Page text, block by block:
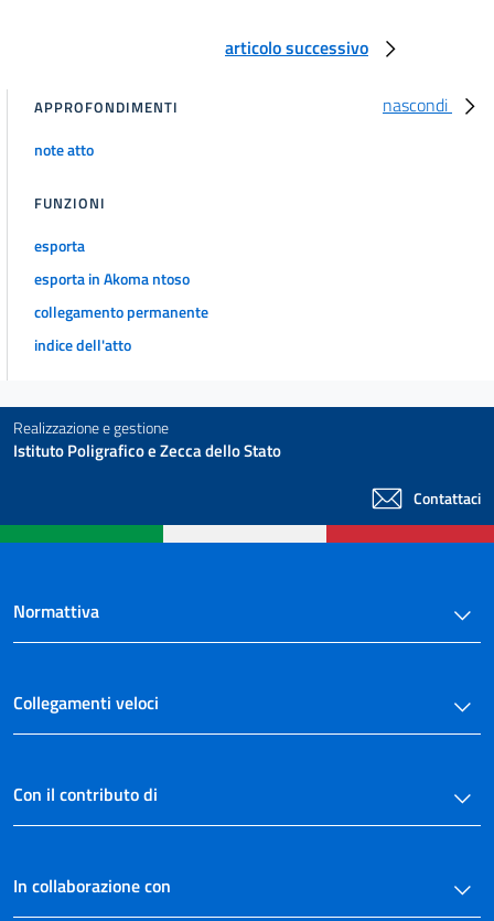
articolo successivo
nascondi
APPROFONDIMENTI
note atto
FUNZIONI
esporta
esporta in Akoma ntoso
collegamento permanente
indice dell'atto
Realizzazione e gestione
Istituto Poligrafico e Zecca dello Stato
Contattaci
Normattiva
Collegamenti veloci
Con il contributo di
In collaborazione con